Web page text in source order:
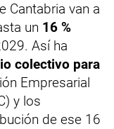
Cantabria van a
un 16 %
Así ha
colectivo para
Empresarial
y los
de ese 16